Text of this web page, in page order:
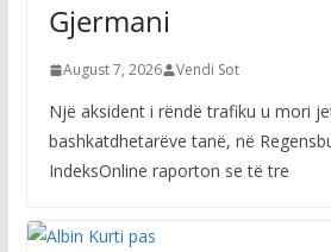
Gjermani
August 7, 2026 Vendi Sot
Një aksident i rëndë trafiku u mori
bashkatdhetarëve tanë, në
IndeksOnline raporton se të tre